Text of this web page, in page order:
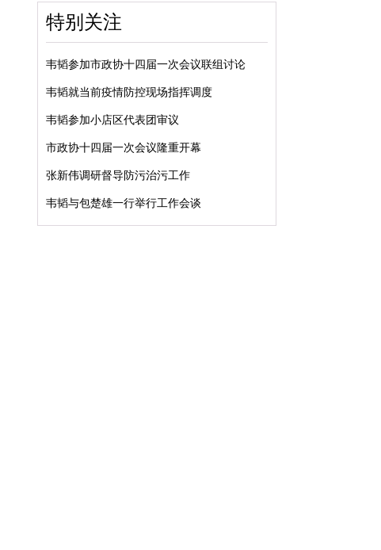
特别关注
韦韬参加市政协十四届一次会议联组讨论
韦韬就当前疫情防控现场指挥调度
韦韬参加小店区代表团审议
市政协十四届一次会议隆重开幕
张新伟调研督导防污治污工作
韦韬与包楚雄一行举行工作会谈